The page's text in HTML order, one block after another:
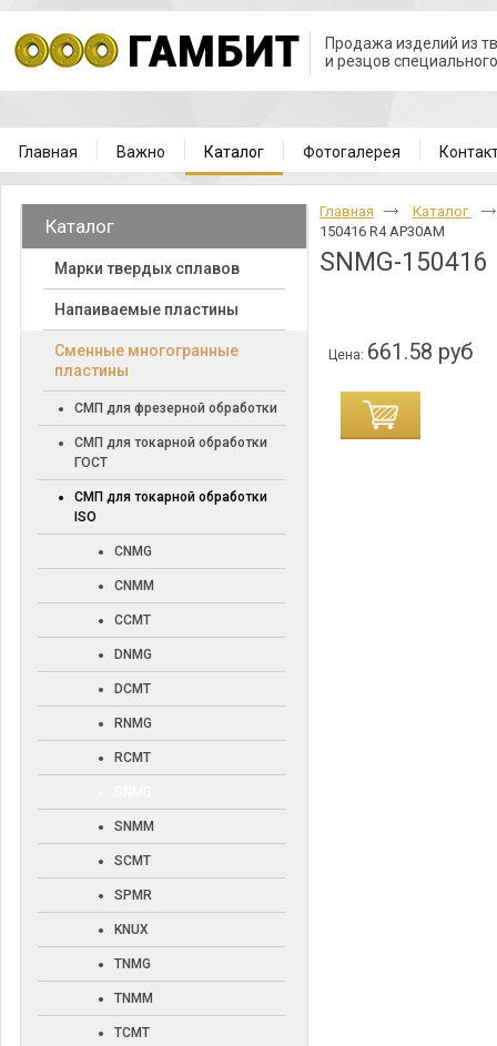
Продажа изделий из
и резцов
Главная Важно Каталог Фотогалерея
Каталог
Марки твердых сплавов
Напаиваемые пластины
Cменные многогранные
пластины
СМП для фрезерной обработки
СМП для токарной обработки
ГОСТ
СМП для токарной обработки
ISO
CNMG
CNMM
CCMT
DNMG
DCMT
RNMG
RCMT
SNMM
SCMT
SPMR
KNUX
TNMG
TNMM
TCMT
Главная
Каталог
150416 R4 AP30AM
SNMG-150416
Цена: 661.58 руб